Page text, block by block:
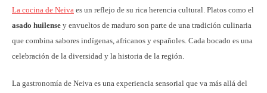
La cocina de Neiva es un reflejo de su rica herencia cultural. Platos como el
asado huilense y envueltos de maduro son parte de una tradición culinaria
que combina sabores indígenas, africanos y españoles. Cada bocado es una
celebración de la diversidad y la historia de la región.
La gastronomía de Neiva es una experiencia sensorial que va más allá del